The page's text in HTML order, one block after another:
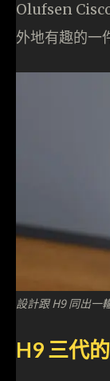
Olufsen
外地有趣的一
設計跟 H9 同出一
H9 三代